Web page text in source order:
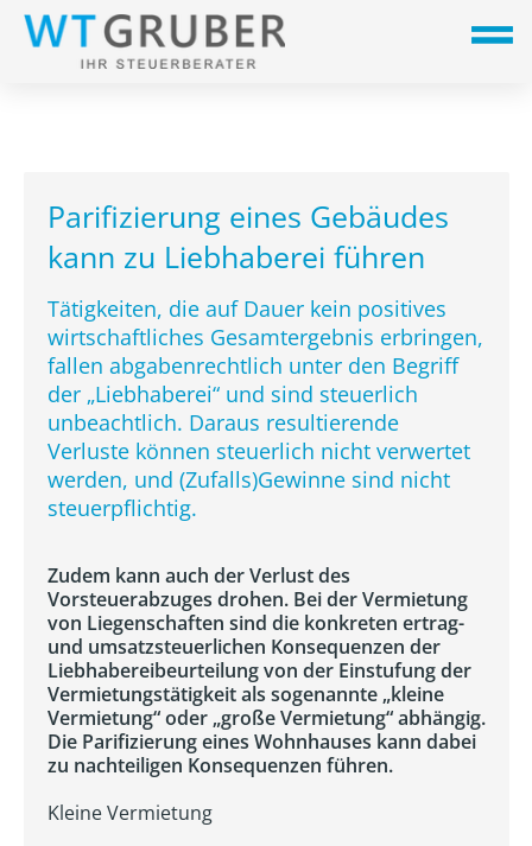
Parifizierung eines Gebäudes
kann zu Liebhaberei führen
Tätigkeiten, die auf Dauer kein positives
wirtschaftliches Gesamtergebnis erbringen,
fallen abgabenrechtlich unter den Begriff
der „Liebhaberei“ und sind steuerlich
unbeachtlich. Daraus resultierende
Verluste können steuerlich nicht verwertet
werden, und (Zufalls)Gewinne sind nicht
steuerpflichtig.
Zudem kann auch der Verlust des
Vorsteuerabzuges drohen. Bei der Vermietung
von Liegenschaften sind die konkreten ertrag-
und umsatzsteuerlichen Konsequenzen der
Liebhabereibeurteilung von der Einstufung der
Vermietungstätigkeit als sogenannte „kleine
Vermietung“ oder „große Vermietung“ abhängig.
Die Parifizierung eines Wohnhauses kann dabei
zu nachteiligen Konsequenzen führen.
Kleine Vermietung